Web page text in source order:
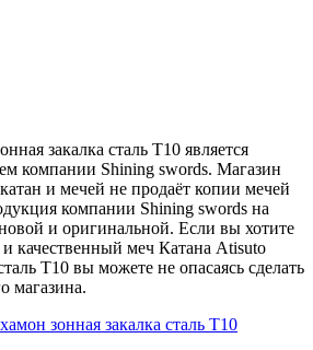
закалка сталь T10 является
компании Shining swords. Магазин
и мечей не продаёт копии мечей
компании Shining swords на
и оригинальной. Если вы хотите
качественный меч Катана Atisuto
T10 вы можете не опасаясь сделать
магазина.
зонная закалка сталь T10